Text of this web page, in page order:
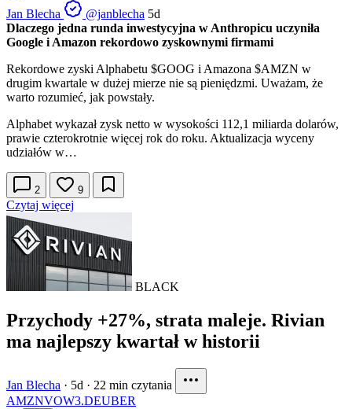
Jan Blecha
@janblecha 5d
Dlaczego jedna runda inwestycyjna w Anthropicu uczyniła
Google i Amazon rekordowo zyskownymi firmami
Rekordowe zyski Alphabetu $GOOG i Amazona $AMZN w
drugim kwartale w dużej mierze nie są pieniędzmi. Uważam, że
warto rozumieć, jak powstały.
Alphabet wykazał zysk netto w wysokości 112,1 miliarda dolarów,
prawie czterokrotnie więcej rok do roku. Aktualizacja wyceny
udziałów w…
2 9
Czytaj więcej
BLACK
Przychody +27%, strata maleje. Rivian
ma najlepszy kwartał w historii
Jan Blecha · 5d · 22 min czytania
AMZNVOW3.DEUBER